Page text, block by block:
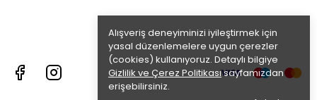
Alışveriş deneyiminizi iyileştirmek için
yasal düzenlemelere uygun çerezler
(cookies) kullanıyoruz. Detaylı bilgiye
Gizlilik ve Çerez Politikasısayfamızdan
erişebilirsiniz.